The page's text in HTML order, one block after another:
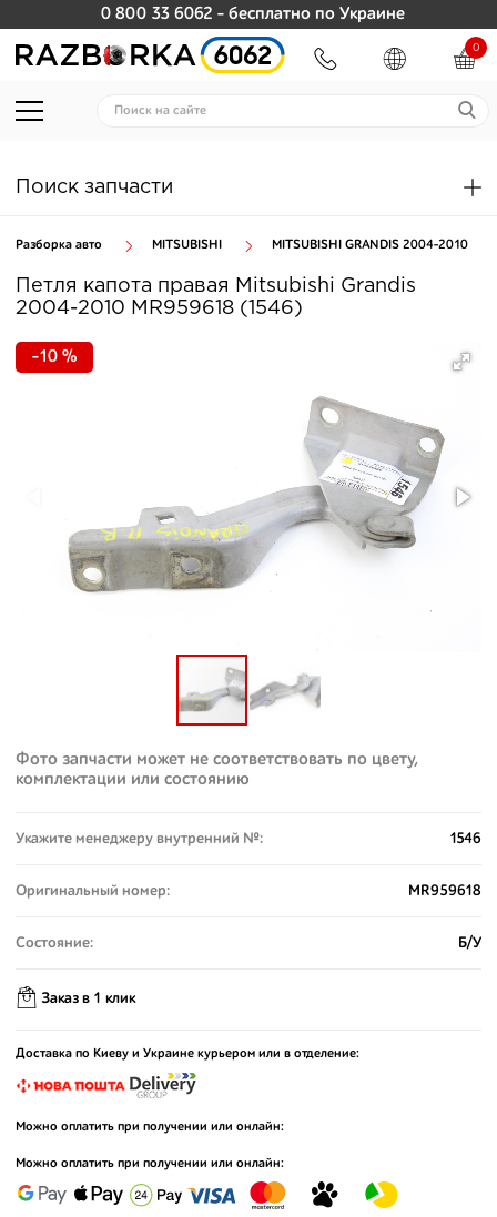
0 800 33 6062 - бесплатно по Украине
0
Поиск запчасти
Разборка авто MITSUBISHI MITSUBISHI GRANDIS 2004-2010
Петля капота правая Mitsubishi Grandis
2004-2010 MR959618 (1546)
-10 %
Фото запчасти может не соответствовать по цвету,
комплектации или состоянию
Укажите менеджеру внутренний №: 1546
Оригинальный номер: MR959618
Состояние: Б/У
Заказ в 1 клик
Доставка по Киеву и Украине курьером или в отделение:
Можно оплатить при получении или онлайн:
Можно оплатить при получении или онлайн: